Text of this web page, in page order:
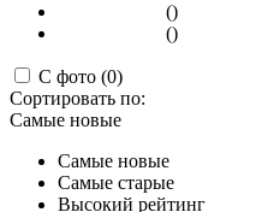
()
()
С фото (0)
Сортировать по:
Самые новые
Самые новые
Самые старые
Высокий рейтинг